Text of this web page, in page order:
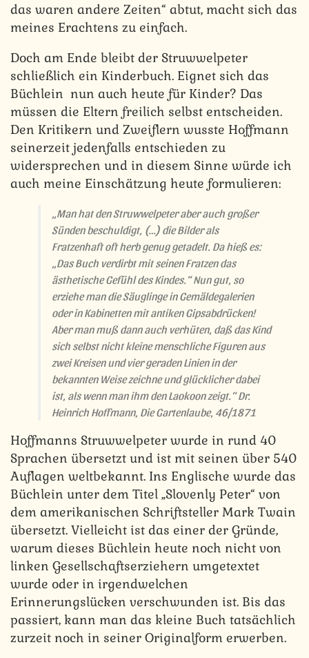
das waren andere Zeiten“ abtut, macht sich das
meines Erachtens zu einfach.
Doch am Ende bleibt der Struwwelpeter
schließlich ein Kinderbuch. Eignet sich das
Büchlein nun auch heute für Kinder? Das
müssen die Eltern freilich selbst entscheiden.
Den Kritikern und Zweiflern wusste Hoffmann
seinerzeit jedenfalls entschieden zu
widersprechen und in diesem Sinne würde ich
auch meine Einschätzung heute formulieren:
„Man hat den Struwwelpeter aber auch großer
Sünden beschuldigt, (…) die Bilder als
Fratzenhaft oft herb genug getadelt. Da hieß es:
„Das Buch verdirbt mit seinen Fratzen das
ästhetische Gefühl des Kindes.“ Nun gut, so
erziehe man die Säuglinge in Gemäldegalerien
oder in Kabinetten mit antiken Gipsabdrücken!
Aber man muß dann auch verhüten, daß das Kind
sich selbst nicht kleine menschliche Figuren aus
zwei Kreisen und vier geraden Linien in der
bekannten Weise zeichne und glücklicher dabei
ist, als wenn man ihm den Laokoon zeigt.“ Dr.
Heinrich Hoffmann, Die Gartenlaube, 46/1871
Hoffmanns Struwwelpeter wurde in rund 40
Sprachen übersetzt und ist mit seinen über 540
Auflagen weltbekannt. Ins Englische wurde das
Büchlein unter dem Titel „Slovenly Peter“ von
dem amerikanischen Schriftsteller Mark Twain
übersetzt. Vielleicht ist das einer der Gründe,
warum dieses Büchlein heute noch nicht von
linken Gesellschaftserziehern umgetextet
wurde oder in irgendwelchen
Erinnerungslücken verschwunden ist. Bis das
passiert, kann man das kleine Buch tatsächlich
zurzeit noch in seiner Originalform erwerben.